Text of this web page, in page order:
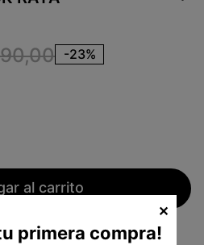
,00 -23%
al carrito
primera compra!
✕